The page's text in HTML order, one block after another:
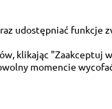
udostępniać funkcje
klikając "Zaakceptuj
momencie